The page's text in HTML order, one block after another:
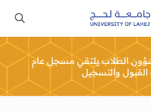
الطلاب يلتقي مسجل عام
القبول والتسجيل